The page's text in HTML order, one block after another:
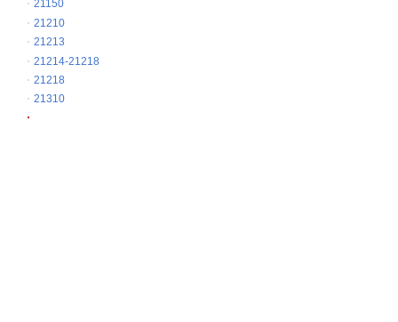
21150
21210
21213
21214-21218
21218
21310